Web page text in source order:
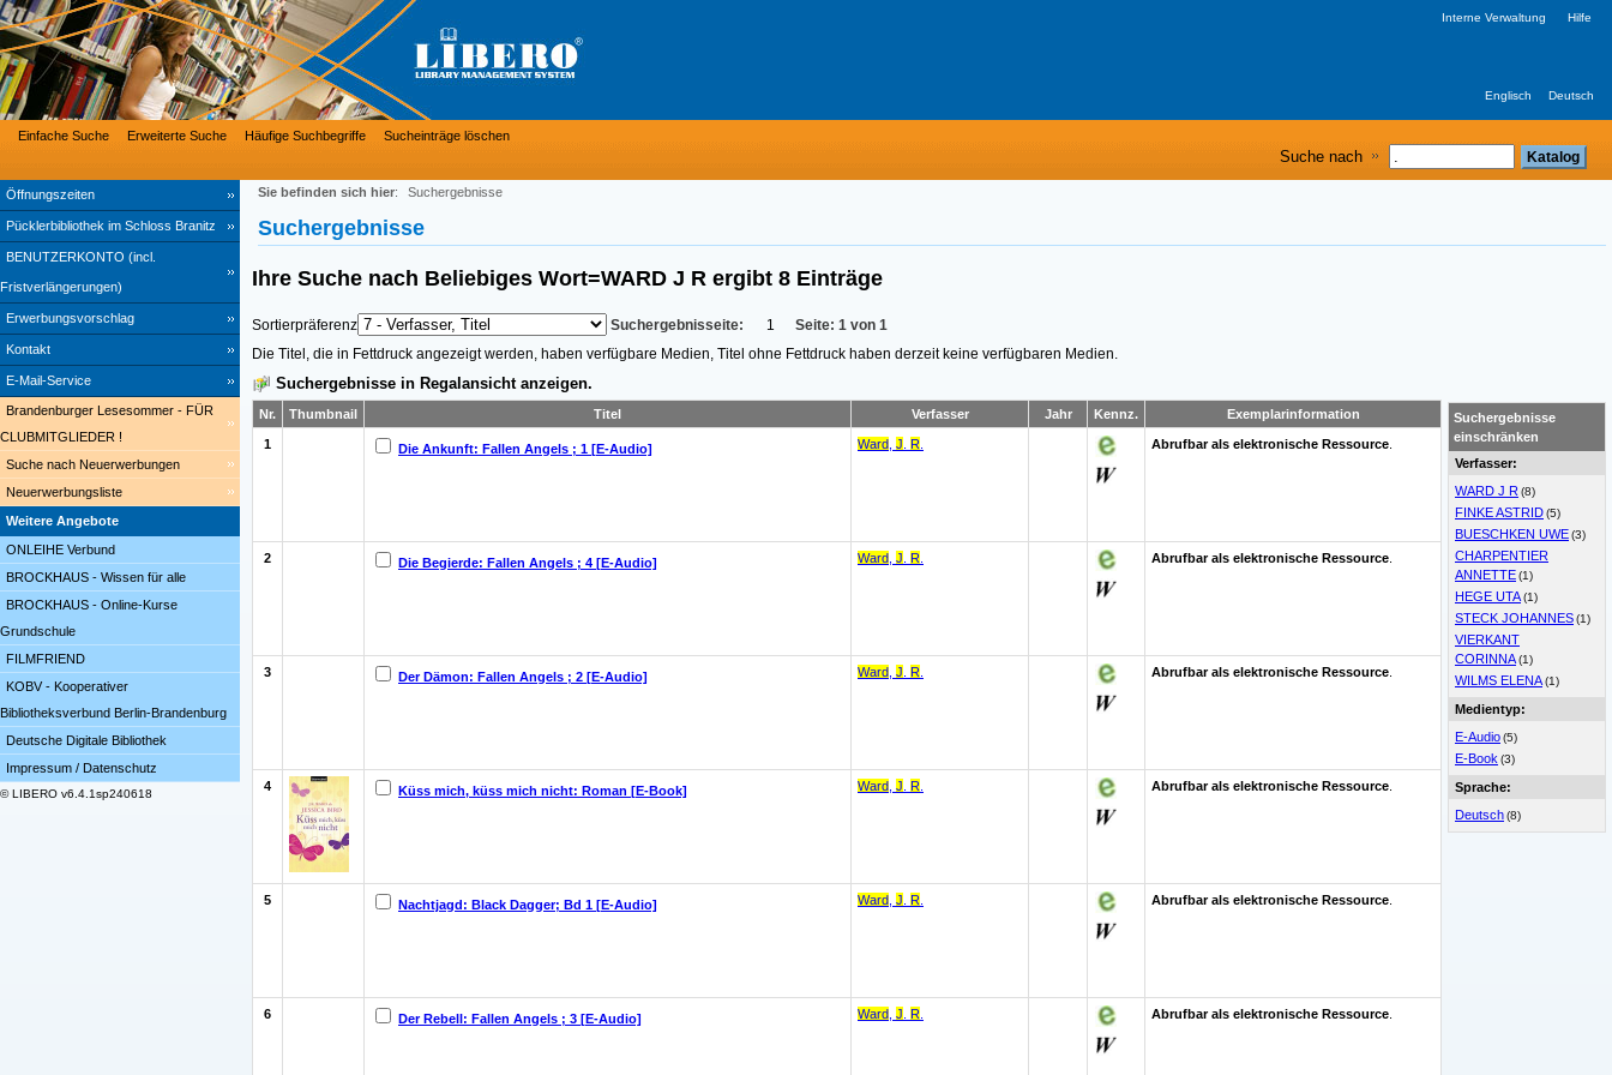
Öffnungszeiten
Pücklerbibliothek im Schloss Branitz
BENUTZERKONTO (incl.
Fristverlängerungen)
Erwerbungsvorschlag
Kontakt
E-Mail-Service
Einfache Suche Erweiterte Suche Häufige Suchbegriffe Sucheinträge löschen
Interne Verwaltung Hilfe
Englisch Deutsch
Brandenburger Lesesommer - FÜR
CLUBMITGLIEDER !
Suche nach Neuerwerbungen
Neuerwerbungsliste
Weitere Angebote
ONLEIHE Verbund
BROCKHAUS - Wissen für alle
BROCKHAUS - Online-Kurse
Grundschule
FILMFRIEND
KOBV - Kooperativer
Bibliotheksverbund Berlin-Brandenburg
Deutsche Digitale Bibliothek
Impressum / Datenschutz
© LIBERO v6.4.1sp240618
Sie befinden sich hier: Suchergebnisse
Suchergebnisse
Ihre Suche nach Beliebiges Wort=WARD J R ergibt 8 Einträge
Sortierpräferenz Suchergebnisseite: 1
Seite: 1 von 1
Die Titel, die in Fettdruck angezeigt werden, haben verfügbare Medien, Titel ohne Fettdruck haben derzeit keine verfügbaren Medien.
Suchergebnisse
einschränken
Verfasser:
WARD J R (8)
FINKE ASTRID(5)
BUESCHKEN UWE(3)
CHARPENTIER
ANNETTE(1)
HEGE UTA(1)
STECK JOHANNES(1)
VIERKANT
CORINNA(1)
WILMS ELENA(1)
Medientyp:
E-Audio(5)
E-Book (3)
Sprache:
Deutsch(8)
Suchergebnisse in Regalansicht anzeigen.
Nr. Thumbnail Titel Verfasser Jahr Kennz. Exemplarinformation
1 Die Ankunft: Fallen Angels ; 1 [E-Audio] Ward J R Abrufbar als elektronische Ressource
2 Die Begierde: Fallen Angels ; 4 [E-Audio] Ward J R Abrufbar als elektronische Ressource
3 Der Dämon: Fallen Angels ; 2 [E-Audio] Ward J R Abrufbar als elektronische Ressource
4 Küss mich, küss mich nicht: Roman [E-Book] Ward J R Abrufbar als elektronische Ressource
5 Nachtjagd: Black Dagger; Bd 1 [E-Audio] Ward J R Abrufbar als elektronische Ressource
6 Der Rebell: Fallen Angels ; 3 [E-Audio] Ward J R Abrufbar als elektronische Ressource
Suche nach